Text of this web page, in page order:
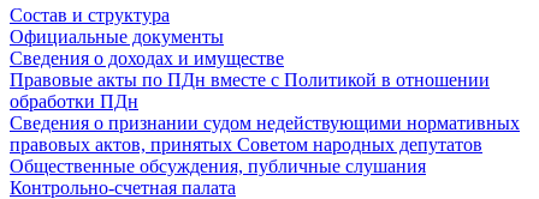
Состав и структура
Официальные документы
Сведения о доходах и имуществе
Правовые акты по ПДн вместе с Политикой в отношении
обработки ПДн
Сведения о признании судом недействующими нормативных
правовых актов, принятых Советом народных депутатов
Общественные обсуждения, публичные слушания
Контрольно-счетная палата